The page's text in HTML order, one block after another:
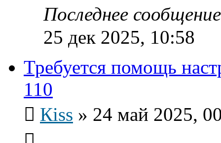
Последнее
25 дек 2025, 10:58
Требуется помощь
110
Кiss » 24 май 2025,